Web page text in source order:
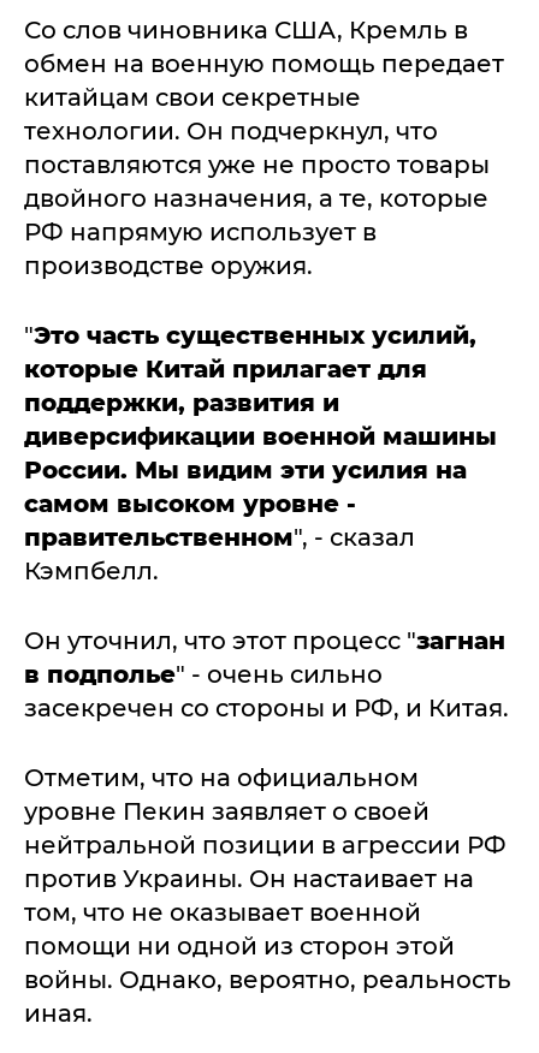
Со слов чиновника США, Кремль в
обмен на военную помощь передает
китайцам свои секретные
технологии. Он подчеркнул, что
поставляются уже не просто товары
двойного назначения, а те, которые
РФ напрямую использует в
производстве оружия.
"Это часть существенных усилий,
которые Китай прилагает для
поддержки, развития и
диверсификации военной машины
России. Мы видим эти усилия на
самом высоком уровне -
правительственном", - сказал
Кэмпбелл.
Он уточнил, что этот процесс "загнан
в подполье" - очень сильно
засекречен со стороны и РФ, и Китая.
Отметим, что на официальном
уровне Пекин заявляет о своей
нейтральной позиции в агрессии РФ
против Украины. Он настаивает на
том, что не оказывает военной
помощи ни одной из сторон этой
войны. Однако, вероятно, реальность
иная.